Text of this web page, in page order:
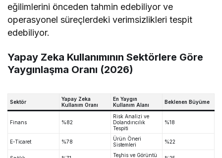
eğilimlerini önceden tahmin edebiliyor ve
operasyonel süreçlerdeki verimsizlikleri tespit
edebiliyor.
Yapay Zeka Kullanımının Sektörlere Göre
Yaygınlaşma Oranı (2026)
Sektör
Yapay Zeka
Kullanım Oranı
En Yaygın
Kullanım Alanı
Beklenen Büyüme
Finans %82
Risk Analizi ve
Dolandırıcılık
Tespiti
%18
E-Ticaret %78
Ürün Öneri
Sistemleri
%22
Teşhis ve Görüntü